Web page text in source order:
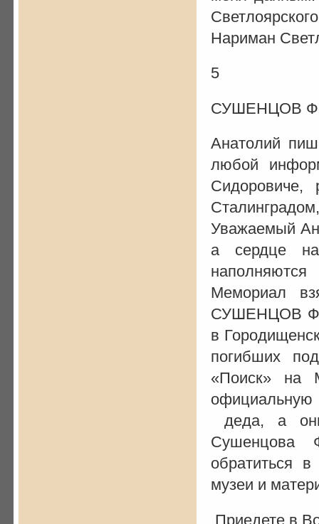
Нариман
5
СУШЕНЦОВ
Анатолий
любой
Сидоровиче,
Уважаемый
а сердце
Мемориал
СУШЕНЦОВ
в
погибших
«Поиск» на
деда, а
Сушенцова
обратиться
музеи и
Приедете в